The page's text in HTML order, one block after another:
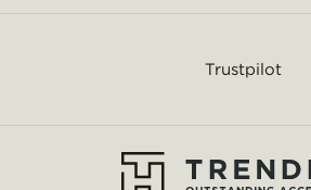
Trustpilot